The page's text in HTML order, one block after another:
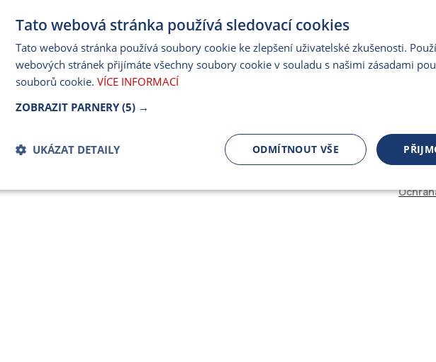
ZÁRUKA
PARTNERSKÝ PORTÁL
Tato webová stránka používá sledovací cookies
Tato webová stránka používá soubory cookie ke zlepšení uživatelské zkušenosti.
webových stránek přijímáte všechny soubory cookie v souladu s našimi zásadami
souborů cookie. VÍCE INFORMACÍ
ZOBRAZIT PARNERY (5) →
ODMÍTNOUT VŠE
UKÁZAT DETAILY
Bezpodmínečně nutné
Výkonnostní Cílení